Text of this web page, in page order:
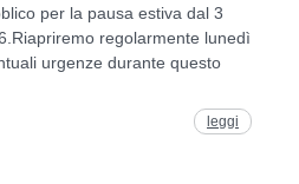
per la pausa estiva dal 3
regolarmente lunedì
urgenze durante questo
leggi